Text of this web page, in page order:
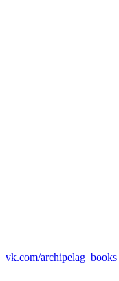
vk.com/archipelag_books